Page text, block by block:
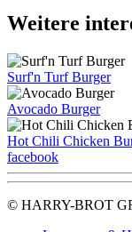
Weitere
Surf'n Turf Burger
Avocado Burger
Hot Chili Chicken
facebook
© HARRY-BROT